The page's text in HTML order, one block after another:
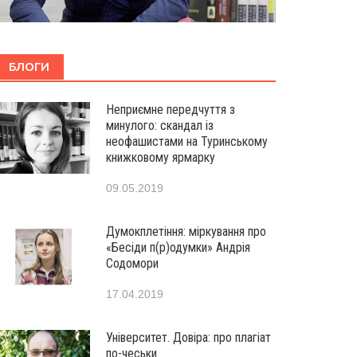
БЛОГИ
Неприємне передчуття з
минулого: скандал із
неофашистами на Туринському
книжковому ярмарку
09.05.2019
Думокплетіння: міркування про
«Бесіди п(р)одумки» Андрія
Содомори
17.04.2019
Університет. Довіра: про плагіат
по-чеськи